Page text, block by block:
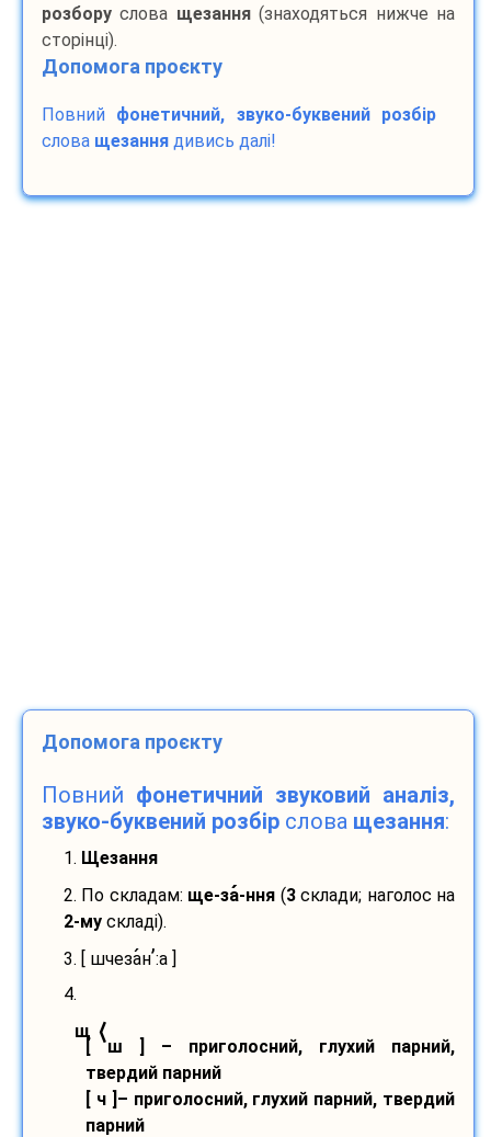
розбору слова щезання(знаходяться нижче на
сторінці).
Допомога проєкту
Повний фонетичний, звуко-буквений розбір
слова щезання дивись далі!
Допомога проєкту
Повний фонетичний звуковий аналіз,
звуко-буквений розбір слова щезання:
1. Щезання
2. По складам: ще-за-ння (3склади; наголос на
2-му складі).
3. [ шчезан’:а ]
4.
щ ⟨
[ ш ] – приголосний, глухий парний,
твердий парний
[ ч ]– приголосний, глухий парний, твердий
парний